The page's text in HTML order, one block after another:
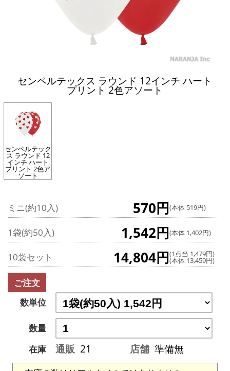
センペルテックス ラウンド 12インチ ハート
プリント 2色アソート
センペルテック
ス ラウンド 12
インチ ハート
プリント 2色ア
ソート
ミニ(約10入) 570円(本体 519円)
1袋(約50入) 1,542円(本体 1,402円)
10袋セット 14,804円(1点当 1,479円)
(本体 13,459円)
ご注文
数単位
数量
在庫
通販 21 店舗 準備無